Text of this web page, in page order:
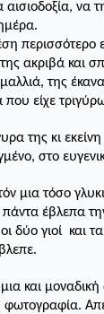
να
περισσότερο
ακριβά και
της
που είχε
της κι
στο
μια τόσο
πάντα έβλεπα
δύο γιοί και
και